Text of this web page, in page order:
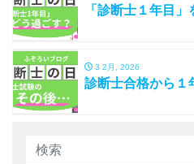
「診断士１年目
3 2月, 2026
診断士合格から１